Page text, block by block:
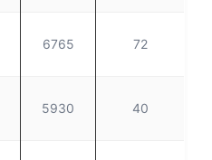
6765 72
5930 40